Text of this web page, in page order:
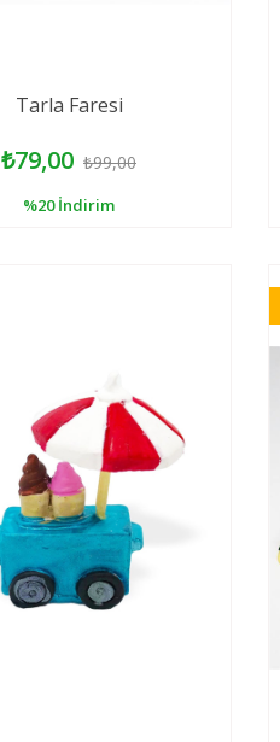
Tarla Faresi
₺79,00 ₺99,00
%20 İndirim